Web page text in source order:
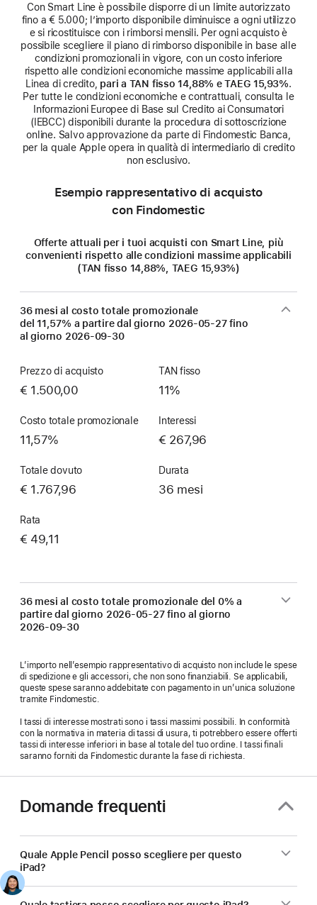
Con Smart Line è possibile disporre di un limite autorizzato
fino a € 5.000; l’importo disponibile diminuisce a ogni utilizzo
e si ricostituisce con i rimborsi mensili. Per ogni acquisto è
possibile scegliere il piano di rimborso disponibile in base alle
condizioni promozionali in vigore, con un costo inferiore
rispetto alle condizioni economiche massime applicabili alla
Linea di credito, pari a TAN fisso 14,88% e TAEG 15,93%.
Per tutte le condizioni economiche e contrattuali, consulta le
Informazioni Europee di Base sul Credito ai Consumatori
(IEBCC) disponibili durante la procedura di sottoscrizione
online. Salvo approvazione da parte di Findomestic Banca,
per la quale Apple opera in qualità di intermediario di credito
non esclusivo.
Esempio rappresentativo di acquisto
con Findomestic
Offerte attuali per i tuoi acquisti con Smart Line, più
convenienti rispetto alle condizioni massime applicabili
(TAN fisso 14,88%, TAEG 15,93%)
36 mesi al costo totale promozionale
del 11,57% a partire dal giorno 2026-05-27fino
al giorno 2026-09-30
Prezzo di acquisto
€ 1.500,00
TAN fisso
11%
Costo totale promozionale
11,57%
Interessi
€ 267,96
Totale dovuto
€ 1.767,96
Durata
36 mesi
Rata
€ 49,11
36 mesi al costo totale promozionale del 0% a
partire dal giorno 2026-05-27fino al giorno
2026-09-30
L’importo nell’esempio rappresentativo di acquisto non include le spese
di spedizione e gli accessori, che non sono finanziabili. Se applicabili,
queste spese saranno addebitate con pagamento in un’unica soluzione
tramite Findomestic.
I tassi di interesse mostrati sono i tassi massimi possibili. In conformità
con la normativa in materia di tassi di usura, ti potrebbero essere offerti
tassi di interesse inferiori in base al totale del tuo ordine. I tassi finali
saranno forniti da Findomestic durante la fase di richiesta.
Domande frequenti
Quale Apple Pencil posso scegliere per questo
iPad?